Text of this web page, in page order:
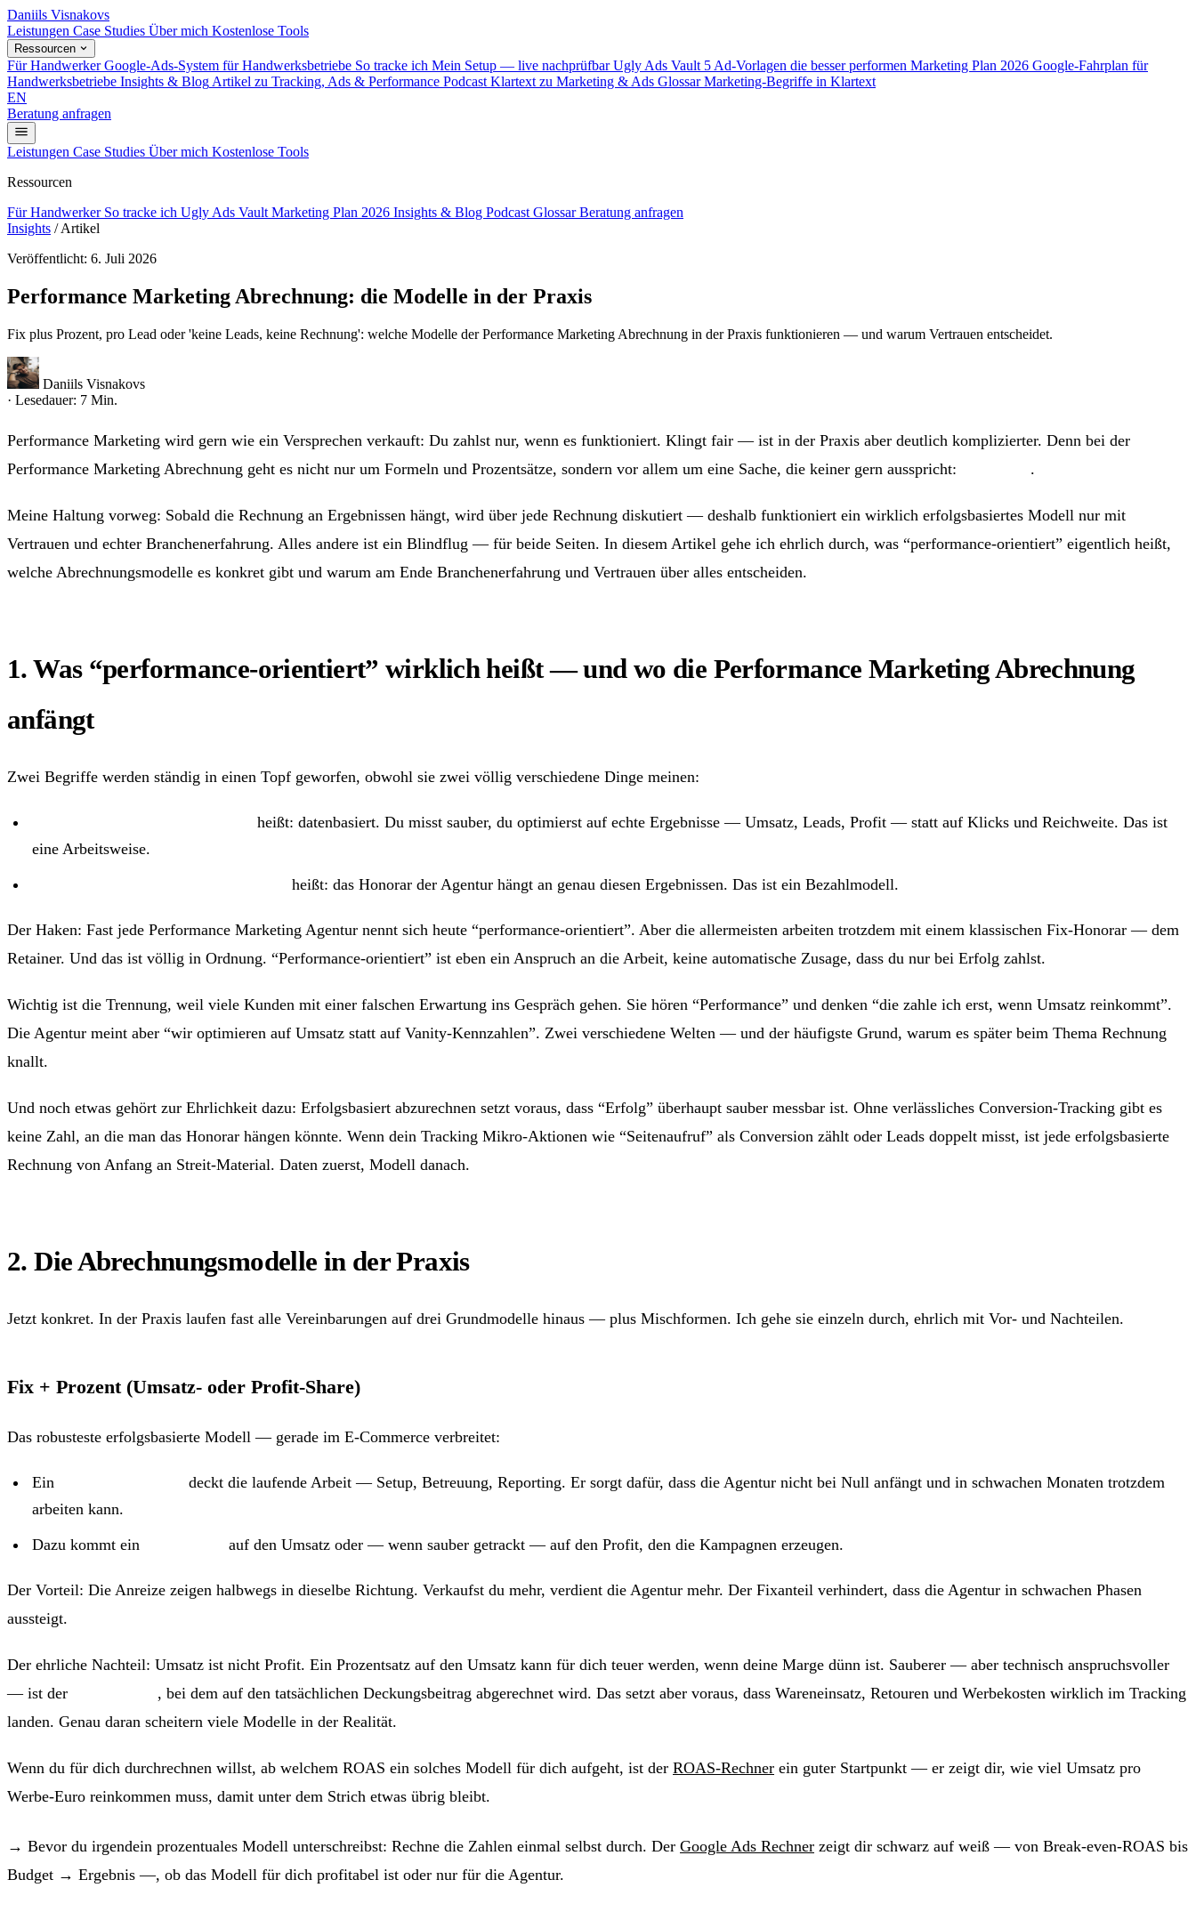
Daniils Visnakovs
Leistungen Case Studies Über mich Kostenlose Tools
Ressourcen
Für Handwerker Google-Ads-System für Handwerksbetriebe So tracke ich Mein Setup — live nachprüfbar Ugly Ads Vault 5 Ad-Vorlagen die besser performen Marketing Plan 2026 Google-Fahrplan für
Handwerksbetriebe Insights & Blog Artikel zu Tracking, Ads & Performance Podcast Klartext zu Marketing & Ads Glossar Marketing-Begriffe in Klartext
EN
Beratung anfragen
Leistungen Case Studies Über mich Kostenlose Tools
Ressourcen
Für Handwerker So tracke ich Ugly Ads Vault Marketing Plan 2026 Insights & Blog Podcast GlossarBeratung anfragen
Insights / Artikel
Veröffentlicht: 6. Juli 2026
Performance Marketing Abrechnung: die Modelle in der Praxis
Fix plus Prozent, pro Lead oder 'keine Leads, keine Rechnung': welche Modelle der Performance Marketing Abrechnung in der Praxis funktionieren — und warum Vertrauen entscheidet.
Daniils Visnakovs
· Lesedauer: 7 Min.
Performance Marketing wird gern wie ein Versprechen verkauft: Du zahlst nur, wenn es funktioniert. Klingt fair — ist in der Praxis aber deutlich komplizierter. Denn bei der
Performance Marketing Abrechnung geht es nicht nur um Formeln und Prozentsätze, sondern vor allem um eine Sache, die keiner gern ausspricht:
.
Meine Haltung vorweg: Sobald die Rechnung an Ergebnissen hängt, wird über jede Rechnung diskutiert — deshalb funktioniert ein wirklich erfolgsbasiertes Modell nur mit
Vertrauen und echter Branchenerfahrung. Alles andere ist ein Blindflug — für beide Seiten. In diesem Artikel gehe ich ehrlich durch, was “performance-orientiert” eigentlich heißt,
welche Abrechnungsmodelle es konkret gibt und warum am Ende Branchenerfahrung und Vertrauen über alles entscheiden.
1. Was “performance-orientiert” wirklich heißt — und wo die Performance Marketing Abrechnung
anfängt
Zwei Begriffe werden ständig in einen Topf geworfen, obwohl sie zwei völlig verschiedene Dinge meinen:
heißt: datenbasiert. Du misst sauber, du optimierst auf echte Ergebnisse — Umsatz, Leads, Profit — statt auf Klicks und Reichweite. Das ist
eine Arbeitsweise.
heißt: das Honorar der Agentur hängt an genau diesen Ergebnissen. Das ist ein Bezahlmodell.
Der Haken: Fast jede Performance Marketing Agentur nennt sich heute “performance-orientiert”. Aber die allermeisten arbeiten trotzdem mit einem klassischen Fix-Honorar — dem
Retainer. Und das ist völlig in Ordnung. “Performance-orientiert” ist eben ein Anspruch an die Arbeit, keine automatische Zusage, dass du nur bei Erfolg zahlst.
Wichtig ist die Trennung, weil viele Kunden mit einer falschen Erwartung ins Gespräch gehen. Sie hören “Performance” und denken “die zahle ich erst, wenn Umsatz reinkommt”.
Die Agentur meint aber “wir optimieren auf Umsatz statt auf Vanity-Kennzahlen”. Zwei verschiedene Welten — und der häufigste Grund, warum es später beim Thema Rechnung
knallt.
Und noch etwas gehört zur Ehrlichkeit dazu: Erfolgsbasiert abzurechnen setzt voraus, dass “Erfolg” überhaupt sauber messbar ist. Ohne verlässliches Conversion-Tracking gibt es
keine Zahl, an die man das Honorar hängen könnte. Wenn dein Tracking Mikro-Aktionen wie “Seitenaufruf” als Conversion zählt oder Leads doppelt misst, ist jede erfolgsbasierte
Rechnung von Anfang an Streit-Material. Daten zuerst, Modell danach.
2. Die Abrechnungsmodelle in der Praxis
Jetzt konkret. In der Praxis laufen fast alle Vereinbarungen auf drei Grundmodelle hinaus — plus Mischformen. Ich gehe sie einzeln durch, ehrlich mit Vor- und Nachteilen.
Fix + Prozent (Umsatz- oder Profit-Share)
Das robusteste erfolgsbasierte Modell — gerade im E-Commerce verbreitet:
Ein
deckt die laufende Arbeit — Setup, Betreuung, Reporting. Er sorgt dafür, dass die Agentur nicht bei Null anfängt und in schwachen Monaten trotzdem
arbeiten kann.
Dazu kommt ein
auf den Umsatz oder — wenn sauber getrackt — auf den Profit, den die Kampagnen erzeugen.
Der Vorteil: Die Anreize zeigen halbwegs in dieselbe Richtung. Verkaufst du mehr, verdient die Agentur mehr. Der Fixanteil verhindert, dass die Agentur in schwachen Phasen
aussteigt.
Der ehrliche Nachteil: Umsatz ist nicht Profit. Ein Prozentsatz auf den Umsatz kann für dich teuer werden, wenn deine Marge dünn ist. Sauberer — aber technisch anspruchsvoller
— ist der
, bei dem auf den tatsächlichen Deckungsbeitrag abgerechnet wird. Das setzt aber voraus, dass Wareneinsatz, Retouren und Werbekosten wirklich im Tracking
landen. Genau daran scheitern viele Modelle in der Realität.
Wenn du für dich durchrechnen willst, ab welchem ROAS ein solches Modell für dich aufgeht, ist der ROAS-Rechner ein guter Startpunkt — er zeigt dir, wie viel Umsatz pro
Werbe-Euro reinkommen muss, damit unter dem Strich etwas übrig bleibt.
→ Bevor du irgendein prozentuales Modell unterschreibst: Rechne die Zahlen einmal selbst durch. Der Google Ads Rechner zeigt dir schwarz auf weiß — von Break-even-ROAS bis
Budget → Ergebnis —, ob das Modell für dich profitabel ist oder nur für die Agentur.